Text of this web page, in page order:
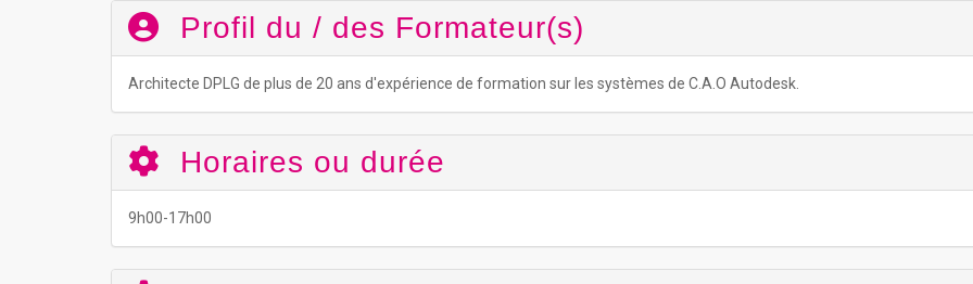
Profil du / des Formateur(s)
Architecte DPLG de plus de 20 ans d'expérience de formation sur les systèmes de C.A.O Autodesk.
Horaires ou durée
9h00-17h00